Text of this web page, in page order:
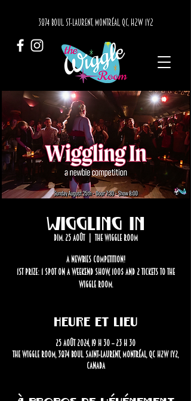
3874 BOUL. ST-LAURENT, MONTRÉAL, QC, H2W 1Y2
Wiggling in
dim. 25 août
  |
The Wiggle Room
A newbies competition!
1st prize: 1 spot on a weekend show, 100$ and 2 tickets to the
Wiggle Room.
Heure et lieu
25 août 2024, 19 h 30 – 23 h 30
The Wiggle Room, 3874 Boul. Saint-Laurent, Montréal, QC H2W 1Y2,
Canada